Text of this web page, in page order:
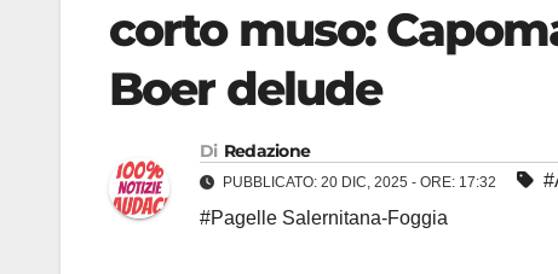
corto muso:
Boer delude
Di Redazione
PUBBLICATO: 20 DIC, 2025 - ORE: 17:32
#Pagelle Salernitana-Foggia